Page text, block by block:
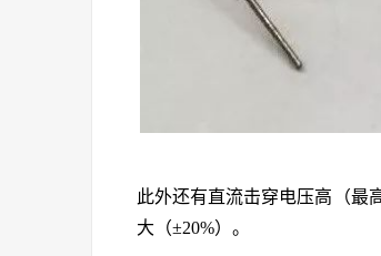
此外还有直流击穿电压高（最
大（±20%）。